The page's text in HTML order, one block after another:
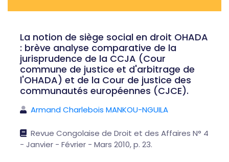
La notion de siège social en droit OHADA
: brève analyse comparative de la
jurisprudence de la CCJA (Cour
commune de justice et d'arbitrage de
l'OHADA) et de la Cour de justice des
communautés européennes (CJCE).
Armand Charlebois MANKOU-NGUILA
Revue Congolaise de Droit et des Affaires N° 4
- Janvier - Février - Mars 2010, p. 23.